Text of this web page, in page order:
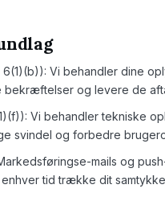
Vi behandler dine
bekræftelser og levere de
Vi behandler tekniske
svindel og forbedre
mails og
tid trække dit